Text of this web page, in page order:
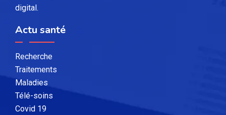
digital.
Actu santé
Recherche
Traitements
Maladies
Télé-soins
Covid 19